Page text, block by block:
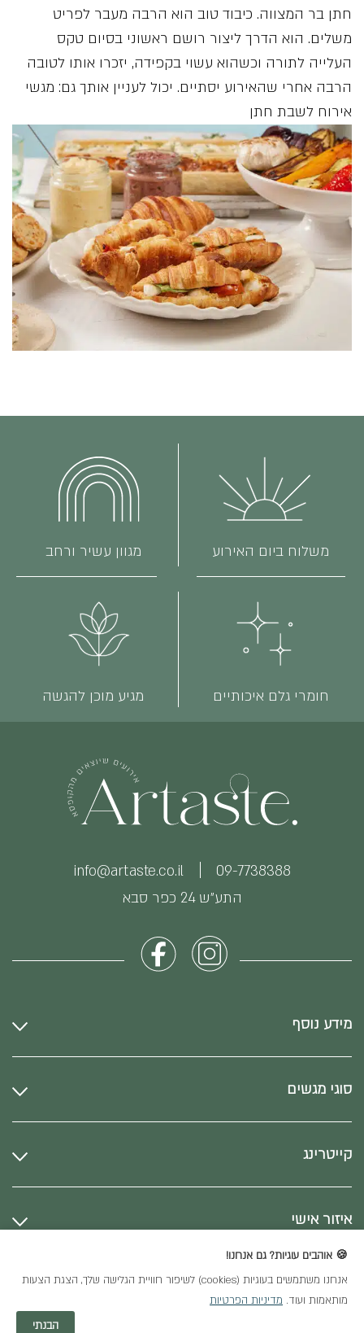
חתן בר המצווה. כיבוד טוב הוא הרבה מעבר לפריט
משלים. הוא הדרך ליצור רושם ראשוני בסיום טקס
העלייה לתורה וכשהוא עשוי בקפידה, יזכרו אותו לטובה
הרבה אחרי שהאירוע יסתיים. יכול לעניין אותך גם: מגשי
אירוח לשבת חתן
משלוח ביום האירוע מגוון עשיר ורחב
חומרי גלם איכותיים מגיע מוכן להגשה
התע״ש 24 כפר סבא
09-7738388
info@artaste.co.il
מידע נוסף
סוגי מגשים
קייטרינג
איזור אישי
כל הזכויות שמורות
🍪 אוהבים עוגיות? גם אנחנו!
אנחנו משתמשים בעוגיות (cookies) לשיפור חוויית הגלישה שלך, הצגת הצעות
מותאמות ועוד. מדיניות הפרטיות
הבנתי